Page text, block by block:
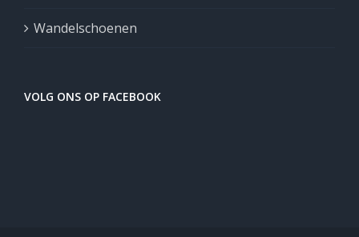
Wandelschoenen
VOLG ONS OP FACEBOOK